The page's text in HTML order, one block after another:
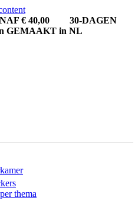
€ 40,00
30-DAGEN
in NL
thema